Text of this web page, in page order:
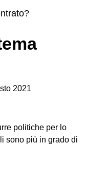
2021
politiche per lo
sono più in grado di